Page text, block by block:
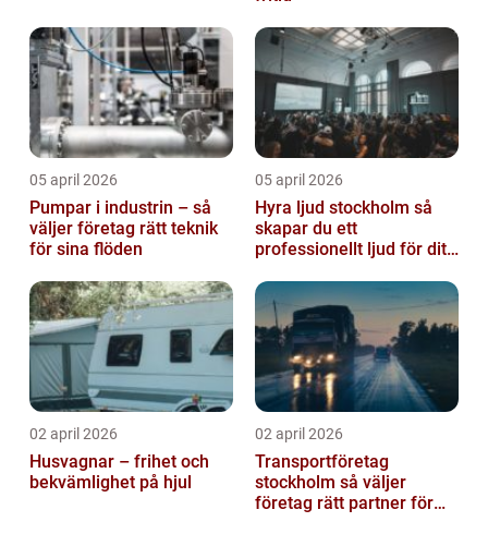
05 april 2026
Pumpar i industrin – så
väljer företag rätt teknik
för sina flöden
05 april 2026
Hyra ljud stockholm så
skapar du ett
professionellt ljud för ditt
02 april 2026
Husvagnar – frihet och
bekvämlighet på hjul
02 april 2026
Transportföretag
stockholm så väljer
företag rätt partner för